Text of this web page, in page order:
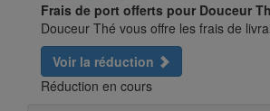
Frais de port offerts pour Douceur
Douceur Thé vous offre les frais de
Voir la réduction
Réduction en cours